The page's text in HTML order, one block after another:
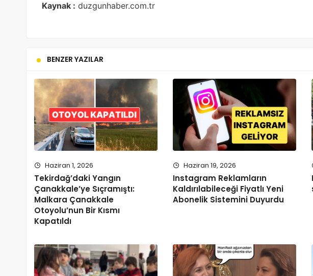
Kaynak : duzgunhaber.com.tr
BENZER YAZILAR
Haziran 1, 2026
Tekirdağ’daki Yangın
Çanakkale’ye Sıçramıştı:
Malkara Çanakkale
Otoyolu’nun Bir Kısmı
Kapatıldı
Haziran 19, 2026
Instagram Reklamların
Kaldırılabileceği Fiyatlı Yeni
Abonelik Sistemini Duyurdu